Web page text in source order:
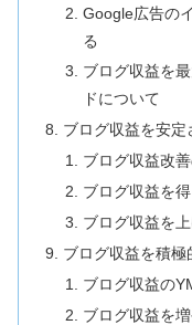
Google広告の
る
ブログ収益を
ドについて
ブログ収益を安定
ブログ収益改
ブログ収益を
ブログ収益を
ブログ収益を積
ブログ収益の
ブログ収益を